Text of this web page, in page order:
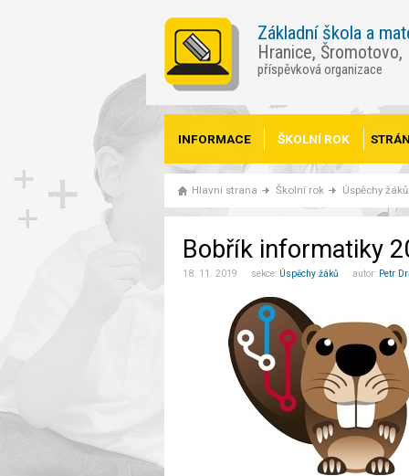
Základní škola a
Hranice, Šromotovo,
příspěvková organizace
INFORMACE ŠKOLNÍ ROK
Hlavní strana Školní rok Úspěchy žáků
Bobřík informatiky
18. 11. 2019 sekce: Úspěchy žáků autor: Petr